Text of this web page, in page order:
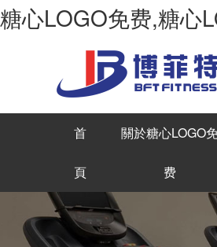
糖心LOGO免费,糖心
區最大商用健身房器材生產糖心LOGO原创视频
首
頁
關於糖心LOGO
费